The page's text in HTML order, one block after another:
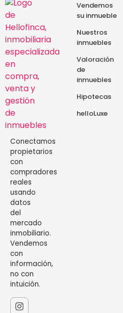
Conectamos
propietarios
con
compradores
reales
usando
datos
del
mercado
inmobiliario.
Vendemos
con
información,
no con
intuición.
Vendemos
su inmueble
Nuestros
inmuebles
Valoración
de
inmuebles
Hipotecas
helloLuxe